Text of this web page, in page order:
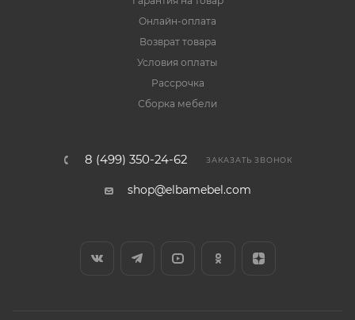
Онлайн-оплата
Возврат товара
Условия оплаты
Рассрочка
Сборка мебели
8 (499) 350-24-62 ЗАКАЗАТЬ ЗВОНОК
shop@elbamebel.com